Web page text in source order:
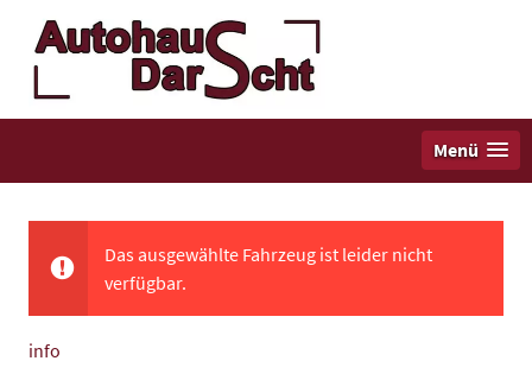
Menü
Das ausgewählte Fahrzeug ist leider nicht
verfügbar.
info